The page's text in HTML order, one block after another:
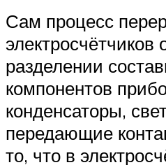
Сам процесс
электросчётчиков
разделении
компонентов
конденсаторы,
передающие
то, что в